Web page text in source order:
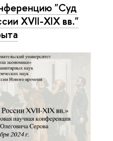
"Суд
XVII-XIX вв."